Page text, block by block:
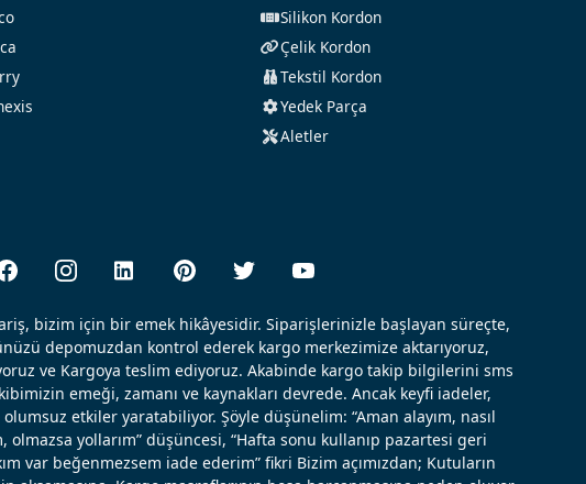
Silikon Kordon
Çelik Kordon
Tekstil Kordon
Yedek Parça
Aletler
bizim için bir emek hikâyesidir. Siparişlerinizle başlayan süreçte,
depomuzdan kontrol ederek kargo merkezimize aktarıyoruz,
ve Kargoya teslim ediyoruz. Akabinde kargo takip bilgilerini sms
emeği, zamanı ve kaynakları devrede. Ancak keyfi iadeler,
etkiler yaratabiliyor. Şöyle düşünelim: “Aman alayım, nasıl
olmazsa yollarım” düşüncesi, “Hafta sonu kullanıp pazartesi geri
var beğenmezsem iade ederim” fikri Bizim açımızdan; Kutuların